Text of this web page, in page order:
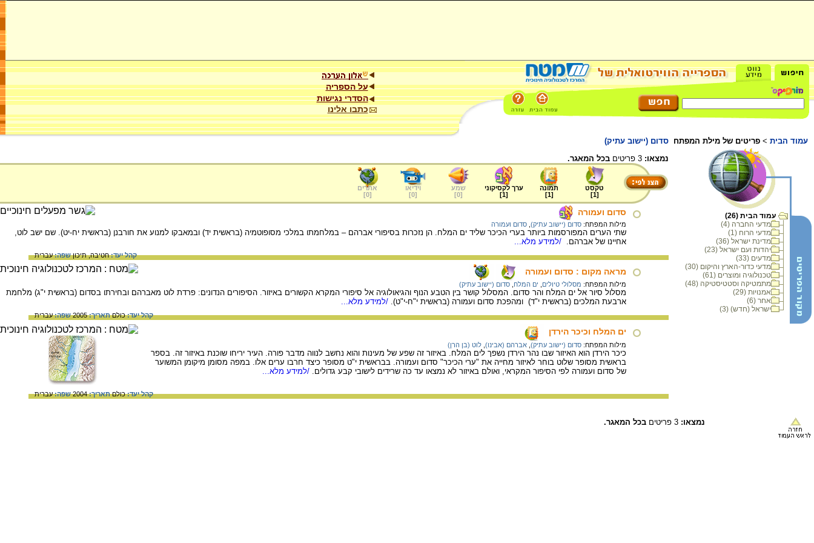
על הספריה
הסדרי נגישות
כתבו אלינו
עמוד הבית > פריטים של מילת המפתח סדום (יישוב עתיק)
עמוד הבית (26)
מדעי החברה (4)
מדעי הרוח (1)
מדינת ישראל (36)
יהדות ועם ישראל (23)
מדעים (33)
מדעי כדור-הארץ והיקום (30)
טכנולוגיה ומוצרים (61)
מתמטיקה וסטטיסטיקה (48)
אמנויות (29)
אחר (6)
ישראל (חדש) (3)
נמצאו: בכל המאגר.
טקסט
[
1
]
תמונה
[
1
]
ערך לקסיקוני
[
1
]
שמע
[
0
]
וידיאו
[
0
]
אתרים
[
0
]
סדום ועמורה
מילות המפתח: סדום (יישוב עתיק) סדום ועמורה
שתי הערים המפורסמות ביותר בערי הכיכר שליד ים המלח. הן נזכרות בסיפורי אברהם – במלחמתו במלכי מסופוטמיה (בראשית יד) ובמאבקו למנוע את חורבנן (בראשית יח-יט). שם ישב לוט,
אחיינו של אברהם. /למידע מלא...
קהל יעד:חטיבה,תיכוןשפה:עברית
מראה מקום : סדום ועמורה
מילות המפתח: מסלולי טיולים ים המלח סדום (יישוב עתיק)
מסלול סיור אל ים המלח והר סדום. המסלול קושר בין הטבע הנוף והגיאולוגיה אל סיפורי המקרא הקשורים באיזור. הסיפורים הנדונים: פרדת לוט מאברהם ובחירתו בסדום (בראשית י"ג) מלחמת
ארבעת המלכים (בראשית י"ד) ומהפכת סדום ועמורה (בראשית י"ח-י"ט). /למידע מלא...
קהל יעד:כולםתאריך:2005 שפה:עברית
ים המלח וכיכר הירדן
מילות המפתח: סדום (יישוב עתיק) אברהם (אבינו) לוט (בן הרן)
כיכר הירדן הוא האיזור שבו נהר הירדן נשפך לים המלח. באיזור זה שפע של מעינות והוא נחשב לנווה מדבר פורה. העיר יריחו שוכנת באיזור זה. בספר
בראשית מסופר שלוט בוחר לאיזור מחייה את "ערי הכיכר" סדום ועמורה. בבראשית י"ט מסופר כיצד חרבו ערים אלו. במפה מסומן מיקומן המשוער
של סדום ועמורה לפי הסיפור המקראי, ואולם באיזור לא נמצאו עד כה שרידים לישובי קבע גדולים. /למידע מלא...
קהל יעד:כולםתאריך:2004 שפה:עברית
נמצאו: בכל המאגר.